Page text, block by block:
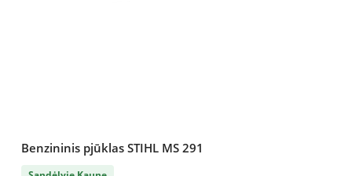
Benzininis pjūklas STIHL MS 291